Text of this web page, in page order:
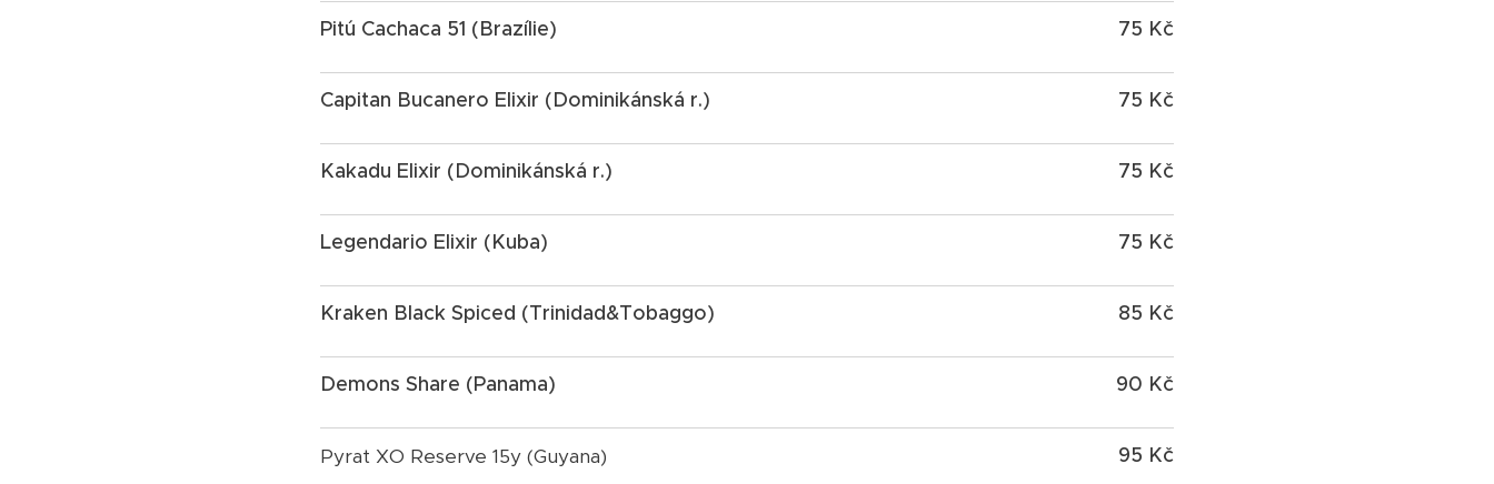
Pitú Cachaca 51 (Brazílie) 75 Kč
Capitan Bucanero Elixir (Dominikánská r.) 75 Kč
Kakadu Elixir (Dominikánská r.) 75 Kč
Legendario Elixir (Kuba) 75 Kč
Kraken Black Spiced (Trinidad&Tobaggo) 85 Kč
Demons Share (Panama) 90 Kč
Pyrat XO Reserve 15y (Guyana) 95 Kč